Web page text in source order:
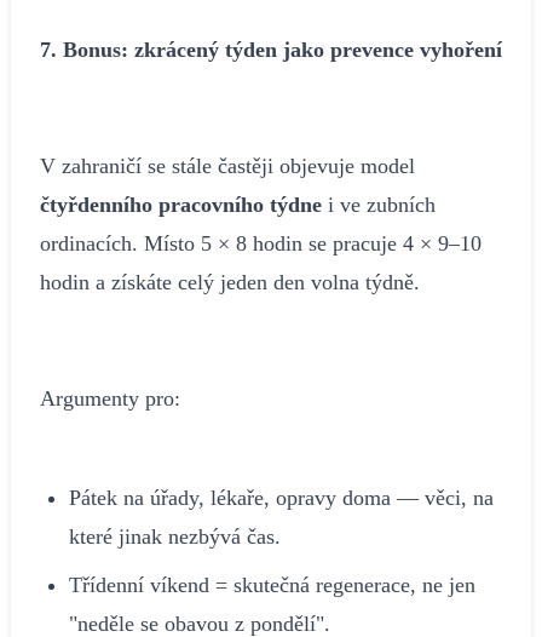
7. Bonus: zkrácený týden jako prevence vyhoření
V zahraničí se stále častěji objevuje model
čtyřdenního pracovního týdne i ve zubních
ordinacích. Místo 5 × 8 hodin se pracuje 4 × 9–10
hodin a získáte celý jeden den volna týdně.
Argumenty pro:
Pátek na úřady, lékaře, opravy doma — věci, na
které jinak nezbývá čas.
Třídenní víkend = skutečná regenerace, ne jen
"neděle se obavou z pondělí".